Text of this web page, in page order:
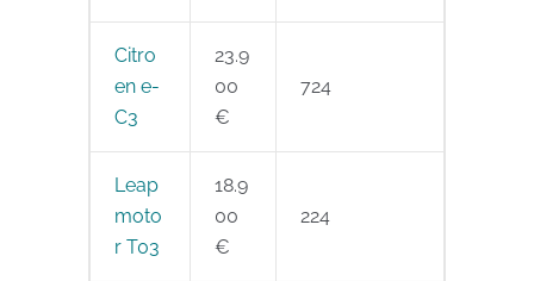
Citro
en e-
C3
23.9
00
€
724
Leap
moto
r T03
18.9
00
€
224